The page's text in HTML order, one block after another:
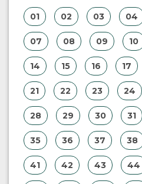
01 02 03 04
07 08 09 10
14 15 16 17
21 22 23 24
28 29 30 31
35 36 37 38
41 42 43 44